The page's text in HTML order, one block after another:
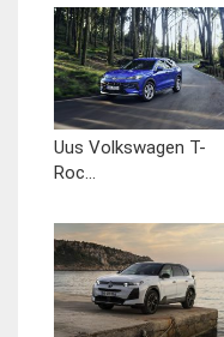
Uus Volkswagen T-
Roc...